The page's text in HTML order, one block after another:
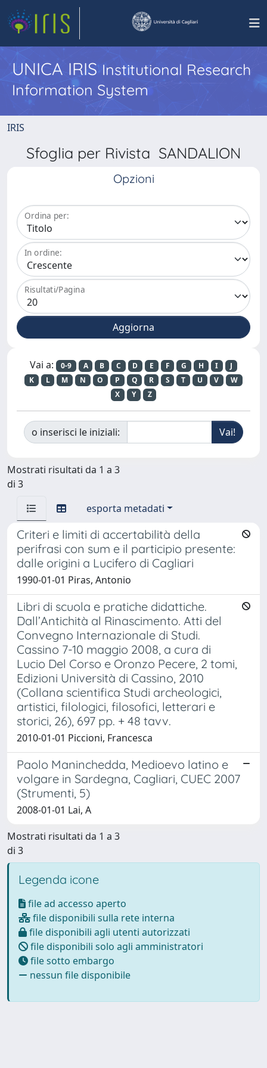
UNICA IRISInstitutional Research
Information System
IRIS
Sfoglia per Rivista SANDALION
Opzioni
Ordina per:
In ordine:
Risultati/Pagina
Vai a: 0-9 A B C D E F G H I
J
K
L M N O P Q R S T U V
W
X
Y Z
o inserisci le iniziali:
Mostrati risultati da 1 a 3
di 3
esporta metadati
Criteri e limiti di accertabilità della
perifrasi con sum e il participio presente:
dalle origini a Lucifero di Cagliari
1990-01-01 Piras, Antonio
Libri di scuola e pratiche didattiche.
Dall’Antichità al Rinascimento. Atti del
Convegno Internazionale di Studi.
Cassino 7-10 maggio 2008, a cura di
Lucio Del Corso e Oronzo Pecere, 2 tomi,
Edizioni Università di Cassino, 2010
(Collana scientifica Studi archeologici,
artistici, filologici, filosofici, letterari e
storici, 26), 697 pp. + 48 tavv.
2010-01-01 Piccioni, Francesca
Paolo Maninchedda, Medioevo latino e
volgare in Sardegna, Cagliari, CUEC 2007
(Strumenti, 5)
2008-01-01 Lai, A
Mostrati risultati da 1 a 3
di 3
Legenda icone
file ad accesso aperto
file disponibili sulla rete interna
file disponibili agli utenti autorizzati
file disponibili solo agli amministratori
file sotto embargo
nessun file disponibile